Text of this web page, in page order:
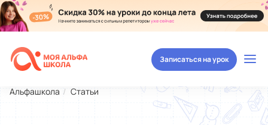
Записаться на урок
Альфашкола Статьи